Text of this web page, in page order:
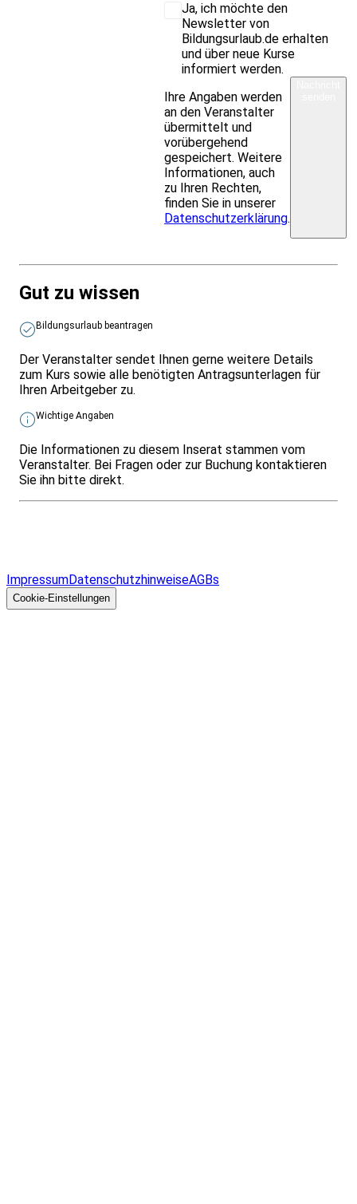
Ja, ich möchte den
Newsletter von
Bildungsurlaub.de erhalten
und über neue Kurse
informiert werden.
Ihre Angaben werden
an den Veranstalter
übermittelt und
vorübergehend
gespeichert. Weitere
Informationen, auch
zu Ihren Rechten,
finden Sie in unserer
Datenschutzerklärung.
Gut zu wissen
Bildungsurlaub beantragen
Der Veranstalter sendet Ihnen gerne weitere Details
zum Kurs sowie alle benötigten Antragsunterlagen für
Ihren Arbeitgeber zu.
Wichtige Angaben
Die Informationen zu diesem Inserat stammen vom
Veranstalter. Bei Fragen oder zur Buchung kontaktieren
Sie ihn bitte direkt.
ImpressumDatenschutzhinweiseAGBs
Cookie-Einstellungen